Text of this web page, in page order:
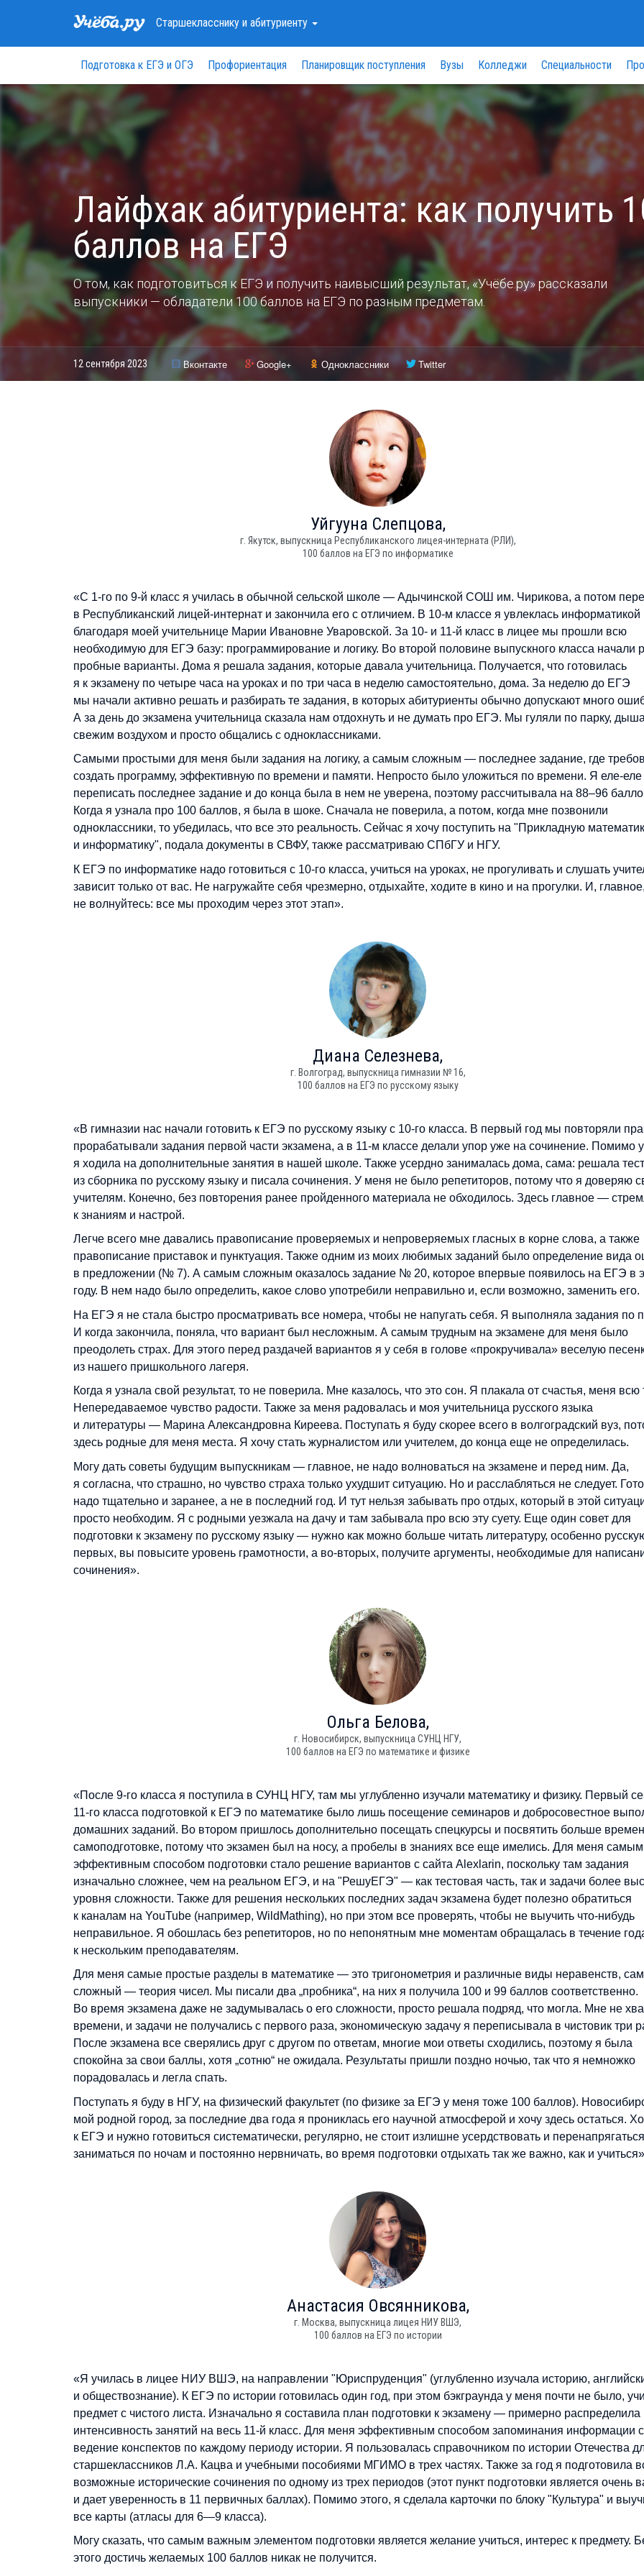
Старшеклассникуи абитуриенту
Подготовка к ЕГЭ и ОГЭ Профориентация Планировщик поступления Вузы Колледжи Специальности
Лайфхак абитуриента: как получить
баллов на ЕГЭ
О том, как подготовиться к ЕГЭ и получить наивысший результат, «Учёбе.ру» рассказали
выпускники — обладатели 100 баллов на ЕГЭ по разным предметам.
12 сентября 2023 Вконтакте Google+ Одноклассники Twitter
Уйгууна Слепцова,
г. Якутск, выпускница Республиканского лицея-интерната (РЛИ),
100 баллов на ЕГЭ по информатике
«С 1-го по 9-й класс я училась в обычной сельской школе — Адычинской СОШ им. Чирикова, а потом
в Республиканский лицей-интернат и закончила его с отличием. В 10-м классе я увлеклась информатикой
благодаря моей учительнице Марии Ивановне Уваровской. За 10- и 11-й класс в лицее мы прошли всю
необходимую для ЕГЭ базу: программирование и логику. Во второй половине выпускного класса начали
пробные варианты. Дома я решала задания, которые давала учительница. Получается, что готовилась
я к экзамену по четыре часа на уроках и по три часа в неделю самостоятельно, дома. За неделю до ЕГЭ
мы начали активно решать и разбирать те задания, в которых абитуриенты обычно допускают много
А за день до экзамена учительница сказала нам отдохнуть и не думать про ЕГЭ. Мы гуляли по парку,
свежим воздухом и просто общались с одноклассниками.
Самыми простыми для меня были задания на логику, а самым сложным — последнее задание, где
создать программу, эффективную по времени и памяти. Непросто было уложиться по времени. Я еле-еле
переписать последнее задание и до конца была в нем не уверена, поэтому рассчитывала на 88–96
Когда я узнала про 100 баллов, я была в шоке. Сначала не поверила, а потом, когда мне позвонили
одноклассники, то убедилась, что все это реальность. Сейчас я хочу поступить на "Прикладную
и информатику", подала документы в СВФУ, также рассматриваю СПбГУ и НГУ.
К ЕГЭ по информатике надо готовиться с 10-го класса, учиться на уроках, не прогуливать и слушать
зависит только от вас. Не нагружайте себя чрезмерно, отдыхайте, ходите в кино и на прогулки. И, главное,
не волнуйтесь: все мы проходим через этот этап».
Диана Селезнева,
г. Волгоград, выпускница гимназии № 16,
100 баллов на ЕГЭ по русскому языку
«В гимназии нас начали готовить к ЕГЭ по русскому языку с 10-го класса. В первый год мы повторяли
прорабатывали задания первой части экзамена, а в 11-м классе делали упор уже на сочинение. Помимо
я ходила на дополнительные занятия в нашей школе. Также усердно занималась дома, сама: решала
из сборника по русскому языку и писала сочинения. У меня не было репетиторов, потому что я доверяю
учителям. Конечно, без повторения ранее пройденного материала не обходилось. Здесь главное —
к знаниям и настрой.
Легче всего мне давались правописание проверяемых и непроверяемых гласных в корне слова, а также
правописание приставок и пунктуация. Также одним из моих любимых заданий было определение вида
в предложении (№ 7). А самым сложным оказалось задание № 20, которое впервые появилось на ЕГЭ в
году. В нем надо было определить, какое слово употребили неправильно и, если возможно, заменить его.
На ЕГЭ я не стала быстро просматривать все номера, чтобы не напугать себя. Я выполняла задания по
И когда закончила, поняла, что вариант был несложным. А самым трудным на экзамене для меня было
преодолеть страх. Для этого перед раздачей вариантов я у себя в голове «прокручивала» веселую
из нашего пришкольного лагеря.
Когда я узнала свой результат, то не поверила. Мне казалось, что это сон. Я плакала от счастья, меня всю
Непередаваемое чувство радости. Также за меня радовалась и моя учительница русского языка
и литературы — Марина Александровна Киреева. Поступать я буду скорее всего в волгоградский вуз,
здесь родные для меня места. Я хочу стать журналистом или учителем, до конца еще не определилась.
Могу дать советы будущим выпускникам — главное, не надо волноваться на экзамене и перед ним. Да,
я согласна, что страшно, но чувство страха только ухудшит ситуацию. Но и расслабляться не следует.
надо тщательно и заранее, а не в последний год. И тут нельзя забывать про отдых, который в этой
просто необходим. Я с родными уезжала на дачу и там забывала про всю эту суету. Еще один совет для
подготовки к экзамену по русскому языку — нужно как можно больше читать литературу, особенно
первых, вы повысите уровень грамотности, а во-вторых, получите аргументы, необходимые для
сочинения».
Ольга Белова,
г. Новосибирск, выпускница СУНЦ НГУ,
100 баллов на ЕГЭ по математике и физике
«После 9-го класса я поступила в СУНЦ НГУ, там мы углубленно изучали математику и физику. Первый
11-го класса подготовкой к ЕГЭ по математике было лишь посещение семинаров и добросовестное
домашних заданий. Во втором пришлось дополнительно посещать спецкурсы и посвятить больше
самоподготовке, потому что экзамен был на носу, а пробелы в знаниях все еще имелись. Для меня самым
эффективным способом подготовки стало решение вариантов с сайта Alexlarin, поскольку там задания
изначально сложнее, чем на реальном ЕГЭ, и на "РешуЕГЭ" — как тестовая часть, так и задачи более
уровня сложности. Также для решения нескольких последних задач экзамена будет полезно обратиться
к каналам на YouTube (например, WildMathing), но при этом все проверять, чтобы не выучить что-нибудь
неправильное. Я обошлась без репетиторов, но по непонятным мне моментам обращалась в течение
к нескольким преподавателям.
Для меня самые простые разделы в математике — это тригонометрия и различные виды неравенств,
сложный — теория чисел. Мы писали два „пробника“, на них я получила 100 и 99 баллов соответственно.
Во время экзамена даже не задумывалась о его сложности, просто решала подряд, что могла. Мне не
времени, и задачи не получались с первого раза, экономическую задачу я переписывала в чистовик три
После экзамена все сверялись друг с другом по ответам, многие мои ответы сходились, поэтому я была
спокойна за свои баллы, хотя „сотню“ не ожидала. Результаты пришли поздно ночью, так что я немножко
порадовалась и легла спать.
Поступать я буду в НГУ, на физический факультет (по физике за ЕГЭ у меня тоже 100 баллов).
мой родной город, за последние два года я прониклась его научной атмосферой и хочу здесь остаться.
к ЕГЭ и нужно готовиться систематически, регулярно, не стоит излишне усердствовать и
заниматься по ночам и постоянно нервничать, во время подготовки отдыхать так же важно, как и
Анастасия Овсянникова,
г. Москва, выпускница лицея НИУ ВШЭ,
100 баллов на ЕГЭ по истории
«Я училась в лицее НИУ ВШЭ, на направлении "Юриспруденция" (углубленно изучала историю,
и обществознание). К ЕГЭ по истории готовилась один год, при этом бэкграунда у меня почти не было,
предмет с чистого листа. Изначально я составила план подготовки к экзамену — примерно распределила
интенсивность занятий на весь 11-й класс. Для меня эффективным способом запоминания информации
ведение конспектов по каждому периоду истории. Я пользовалась справочником по истории Отечества
старшеклассников Л.А. Кацва и учебными пособиями МГИМО в трех частях. Также за год я подготовила
возможные исторические сочинения по одному из трех периодов (этот пункт подготовки является очень
и дает уверенность в 11 первичных баллах). Помимо этого, я сделала карточки по блоку "Культура" и
все карты (атласы для 6—9 класса).
Могу сказать, что самым важным элементом подготовки является желание учиться, интерес к предмету.
этого достичь желаемых 100 баллов никак не получится.